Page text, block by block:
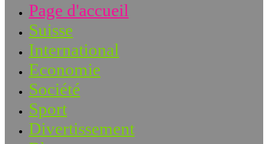
Page d'accueil
Suisse
International
Economie
Société
Sport
Divertissement